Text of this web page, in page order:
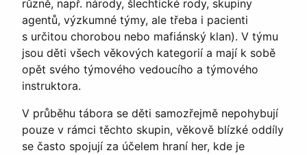
různě, např. národy, šlechtické rody, skupiny
agentů, výzkumné týmy, ale třeba i pacienti
s určitou chorobou nebo mafiánský klan). V týmu
jsou děti všech věkových kategorií a mají k sobě
opět svého týmového vedoucího a týmového
instruktora.
V průběhu tábora se děti samozřejmě nepohybují
pouze v rámci těchto skupin, věkově blízké oddíly
se často spojují za účelem hraní her, kde je